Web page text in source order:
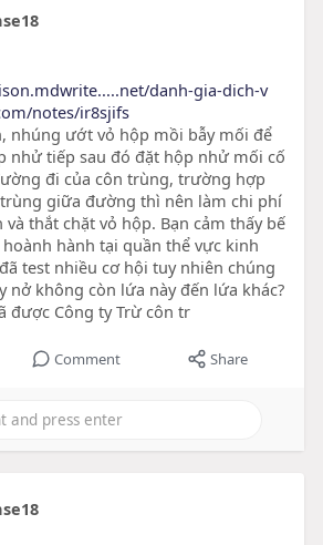
danh-gia-dich-v
notes/ir8sjifs
nhúng ướt vỏ hộp mồi bẫy mối để
nhử tiếp sau đó đặt hộp nhử mối cố
đi của côn trùng, trường hợp
giữa đường thì nên làm chi phí
thắt chặt vỏ hộp. Bạn cảm thấy bế
hành tại quần thể vực kinh
test nhiều cơ hội tuy nhiên chúng
nở không còn lứa này đến lứa khác?
được Công ty Trừ côn tr
Comment Share